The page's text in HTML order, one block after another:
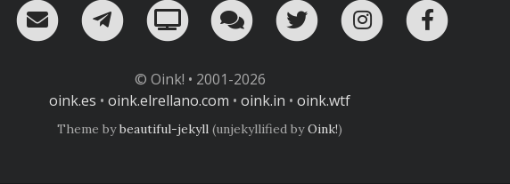
¡Mándame un email!
¡Nuestro canal en Telegram!
Oink! TV Charla con nosotros en Telegram
Twitter Instagram
© Oink! • 2001-2026
oink.es • oink.elrellano.com • oink.in • oink.wtf
Theme bybeautiful-jekyll (unjekyllified byOink!)